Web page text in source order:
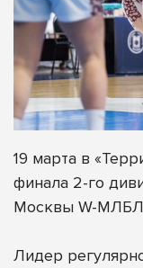
19 марта в
финала 2-го
Москвы W-МЛБЛ
Лидер